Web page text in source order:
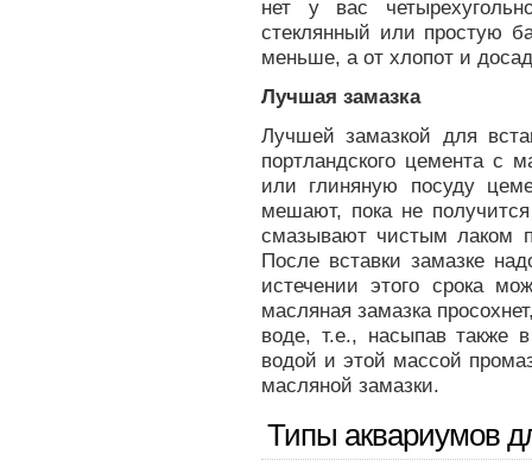
нет у вас
стеклянный или простую
меньше, а от хлопот и
Лучшая замазка
Лучшей замазкой для
портландского цемента с
или глиняную посуду
мешают, пока не
смазывают чистым лаком
После вставки замазке
истечении этого срока
масляная замазка
воде, т.е., насыпав также
водой и этой массой
масляной замазки.
Типы аквариумов